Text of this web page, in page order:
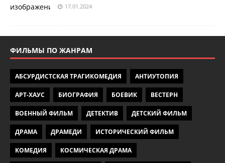
17.01.2024
ФИЛЬМЫ ПО ЖАНРАМ
АБСУРДИСТСКАЯ ТРАГИКОМЕДИЯ АНТИУТОПИЯ
АРТ-ХАУС БИОГРАФИЯ БОЕВИК ВЕСТЕРН
ВОЕННЫЙ ФИЛЬМ ДЕТЕКТИВ ДЕТСКИЙ ФИЛЬМ
ДРАМА ДРАМЕДИ ИСТОРИЧЕСКИЙ ФИЛЬМ
КОМЕДИЯ КОСМИЧЕСКАЯ ДРАМА